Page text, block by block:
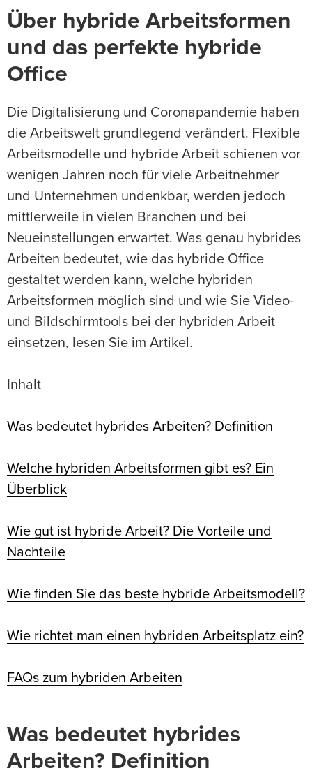
Über hybride Arbeitsformen
und das perfekte hybride
Office
Die Digitalisierung und Coronapandemie haben
die Arbeitswelt grundlegend verändert. Flexible
Arbeitsmodelle und hybride Arbeit schienen vor
wenigen Jahren noch für viele Arbeitnehmer
und Unternehmen undenkbar, werden jedoch
mittlerweile in vielen Branchen und bei
Neueinstellungen erwartet. Was genau hybrides
Arbeiten bedeutet, wie das hybride Office
gestaltet werden kann, welche hybriden
Arbeitsformen möglich sind und wie Sie Video-
und Bildschirmtools bei der hybriden Arbeit
einsetzen, lesen Sie im Artikel.
Inhalt
Was bedeutet hybrides Arbeiten? Definition
Welche hybriden Arbeitsformen gibt es? Ein
Überblick
Wie gut ist hybride Arbeit? Die Vorteile und
Nachteile
Wie finden Sie das beste hybride Arbeitsmodell?
Wie richtet man einen hybriden Arbeitsplatz ein?
FAQs zum hybriden Arbeiten
Was bedeutet hybrides
Arbeiten? Definition